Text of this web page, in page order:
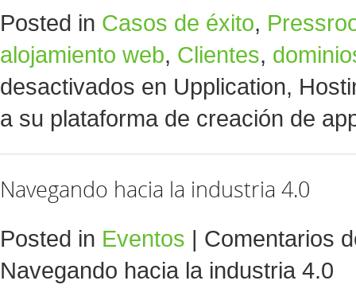
Posted in Casos de éxito,
alojamiento web, Clientes,
desactivados en Upplication,
a su plataforma de creación de
Navegando hacia la industria 4.0
Posted in Eventos | Comentarios
Navegando hacia la industria 4.0